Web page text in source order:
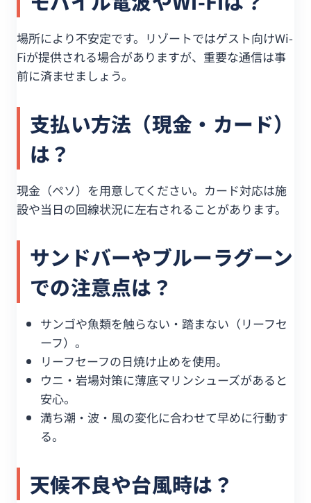
場所により不安定です。リゾートではゲスト向けWi-
Fiが提供される場合がありますが、重要な通信は事
前に済ませましょう。
支払い方法（現金・カード）
は？
現金（ペソ）を用意してください。カード対応は施
設や当日の回線状況に左右されることがあります。
サンドバーやブルーラグーン
での注意点は？
サンゴや魚類を触らない・踏まない（リーフセ
ーフ）。
リーフセーフの日焼け止めを使用。
ウニ・岩場対策に薄底マリンシューズがあると
安心。
満ち潮・波・風の変化に合わせて早めに行動す
る。
天候不良や台風時は？